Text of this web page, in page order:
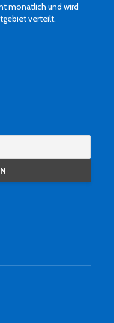
monatlich und wird
verteilt.